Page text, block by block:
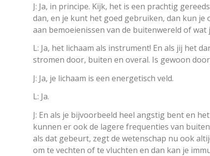
J: Ja, in principe. Kijk, het is een prachtig
dan, en je kunt het goed gebruiken, dan kun
aan bemoeienissen van de buitenwereld of
L: Ja, het lichaam als instrument! En als jij het
stromen door, buiten en overal. Is gewoon
J: Ja, je lichaam is een energetisch veld.
L: Ja.
J: En als je bijvoorbeeld heel angstig bent en
kunnen er ook de lagere frequenties van
als dat gebeurt, zegt de wetenschap nu ook
om te vechten of te vluchten en dan kan je